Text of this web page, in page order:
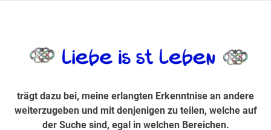
Suche sind, egal in welchen Bereichen.
trägt dazu bei, meine erlangten Erkenntnise an andere
weiterzugeben und mit denjenigen zu teilen, welche auf
der Suche sind, egal in welchen Bereichen.